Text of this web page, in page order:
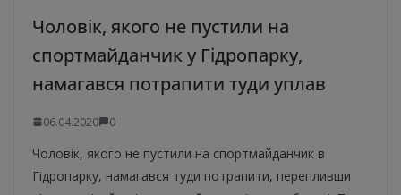
Чоловік, якого не пустили на
спортмайданчик у Гідропарку,
намагався потрапити туди уплав
06.04.2020 0
Чоловік, якого не пустили на спортмайданчик в
Гідропарку, намагався туди потрапити, перепливши